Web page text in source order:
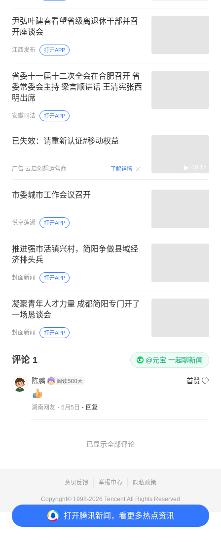
打开腾讯新闻，看更多热点资讯
尹弘叶建春看望省级离退休干部并召
开座谈会
江西发布 打开APP
省委十一届十二次全会在合肥召开 省
委常委会主持 梁言顺讲话 王清宪张西
明出席
安徽司法 打开APP
已失效：请重新认证#移动权益
广告 云启创想运营商 了解详情 00:15
市委城市工作会议召开
悦享莲湖 打开APP
推进强市活镇兴村，简阳争做县域经
济排头兵
封面新闻 打开APP
凝聚青年人才力量 成都简阳专门开了
一场恳谈会
封面新闻 打开APP
评论 1 @元宝 一起聊新闻
陈鹏 首赞
湖南网友 5月5日 回复
已显示全部评论
意见反馈 举报中心 隐私政策
Copyright© 1998-2026 Tencent.All Rights Reserved